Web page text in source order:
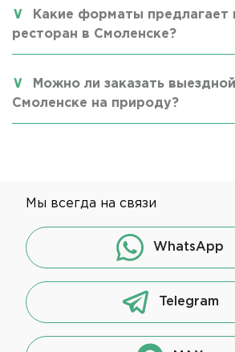
Какие форматы предлагает
ресторан в Смоленске?
Можно ли заказать
Смоленске на природу?
Мы всегда на связи
WhatsApp
Telegram